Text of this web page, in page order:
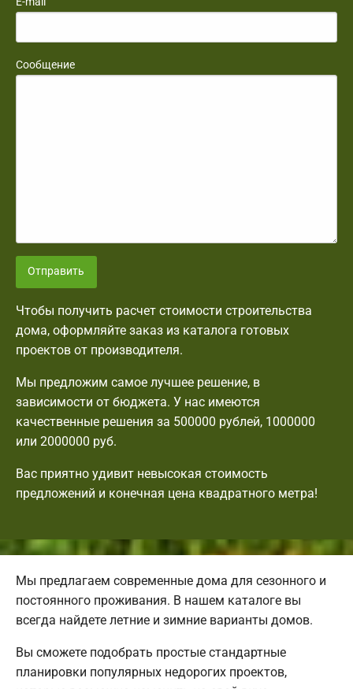
Сообщение
Отправить
Чтобы получить расчет стоимости строительства
дома, оформляйте заказ из каталога готовых
проектов от производителя.
Мы предложим самое лучшее решение, в
зависимости от бюджета. У нас имеются
качественные решения за 500000 рублей, 1000000
или 2000000 руб.
Вас приятно удивит невысокая стоимость
предложений и конечная цена квадратного метра!
Мы предлагаем современные дома для сезонного и
постоянного проживания. В нашем каталоге вы
всегда найдете летние и зимние варианты домов.
Вы сможете подобрать простые стандартные
планировки популярных недорогих проектов,